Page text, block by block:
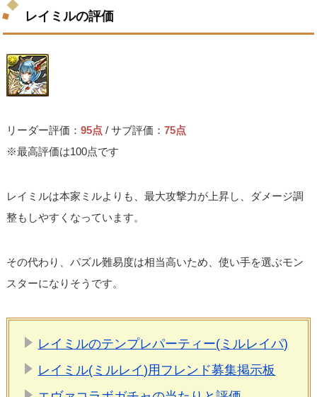
レイミルの評価
リーダー評価：95点 / サブ評価：75点
※最高評価は100点です
レイミルは本家ミルよりも、最大攻撃力が上昇し、ダメージ調
整もしやすくなっています。
その代わり、パズル難易度は相当高いため、使い手を選ぶモン
スターになりそうです。
レイミルのテンプレパーティー(ミルレイパ)
レイミル(ミルレイ)用フレンド募集掲示板